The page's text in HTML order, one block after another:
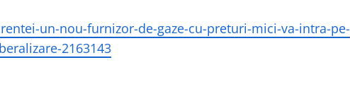
un-nou-furnizor-de-gaze-cu-preturi-mici-va-intra-pe-
2163143